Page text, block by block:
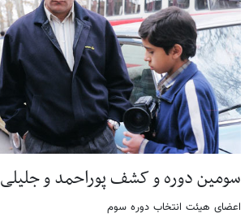
سومین دوره و کشف پوراحمد و جلیلی
اعضای هیئت انتخاب دوره سوم